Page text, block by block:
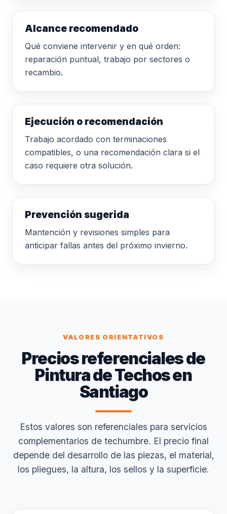
Alcance recomendado
Qué conviene intervenir y en qué orden:
reparación puntual, trabajo por sectores o
recambio.
Ejecución o recomendación
Trabajo acordado con terminaciones
compatibles, o una recomendación clara si el
caso requiere otra solución.
Prevención sugerida
Mantención y revisiones simples para
anticipar fallas antes del próximo invierno.
VALORES ORIENTATIVOS
Precios referenciales de
Pintura de Techos en
Santiago
Estos valores son referenciales para servicios
complementarios de techumbre. El precio final
depende del desarrollo de las piezas, el material,
los pliegues, la altura, los sellos y la superficie.